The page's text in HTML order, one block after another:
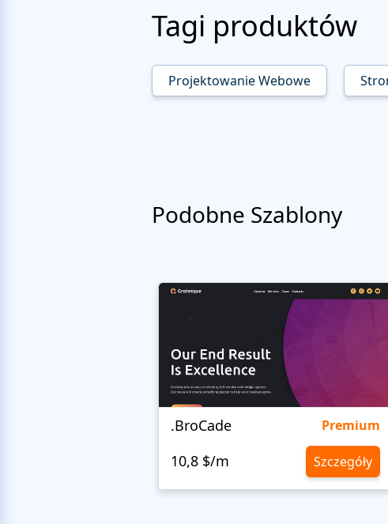
Tagi produktów
Projektowanie Webowe
Podobne Szablony
.BroCade Premium
10,8 $/m Szczegóły